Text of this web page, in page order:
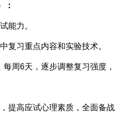
：
能力。
复习重点内容和实验技术。
周6天，逐步调整复习强度，
提高应试心理素质，全面备战